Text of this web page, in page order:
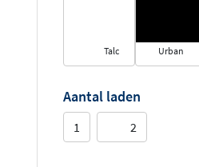
Talc Urban
Aantal laden
1 2